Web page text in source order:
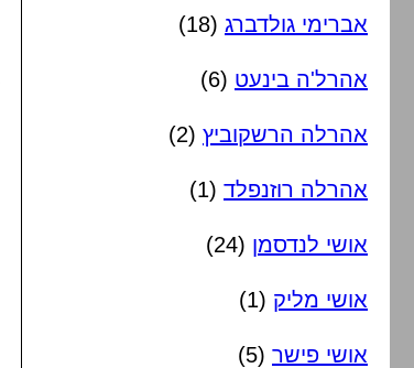
אברימי גולדברג (18)
אהרל'ה בינעט (6)
אהרלה הרשקוביץ (2)
אהרלה רוזנפלד (1)
אושי לנדסמן (24)
אושי מליק (1)
אושי פישר (5)